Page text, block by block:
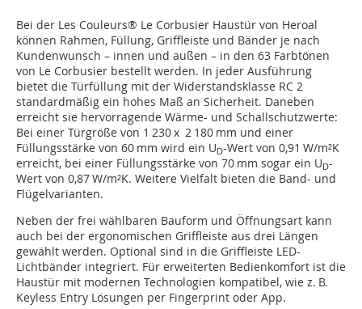
Bei der Les Couleurs® Le Corbusier Haustür von Heroal
können Rahmen, Füllung, Griffleiste und Bänder je nach
Kundenwunsch – innen und außen – in den 63 Farbtönen
von Le Corbusier bestellt werden. In jeder Ausführung
bietet die Türfüllung mit der Widerstandsklasse RC 2
standardmäßig ein hohes Maß an Sicherheit. Daneben
erreicht sie hervorragende Wärme- und Schallschutzwerte:
Bei einer Türgröße von 1 230 x 2 180 mm und einer
Füllungsstärke von 60 mm wird ein UD-Wert von 0,91 W/m²K
erreicht, bei einer Füllungsstärke von 70 mm sogar ein UD-
Wert von 0,87 W/m²K. Weitere Vielfalt bieten die Band- und
Flügelvarianten.
Neben der frei wählbaren Bauform und Öffnungsart kann
auch bei der ergonomischen Griffleiste aus drei Längen
gewählt werden. Optional sind in die Griffleiste LED-
Lichtbänder integriert. Für erweiterten Bedienkomfort ist die
Haustür mit modernen Technologien kompatibel, wie z. B.
Keyless Entry Lösungen per Fingerprint oder App.